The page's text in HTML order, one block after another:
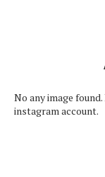
No any image
instagram account.